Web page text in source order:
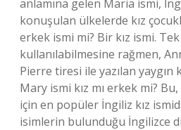
anlamına gelen Maria ismi,
konuşulan ülkelerde kız
erkek ismi mi? Bir kız ismi. Tek
kullanılabilmesine rağmen,
Pierre tiresi ile yazılan yaygın
Mary ismi kız mı erkek mi?
için en popüler İngiliz kız
isimlerin bulunduğu İngilizce